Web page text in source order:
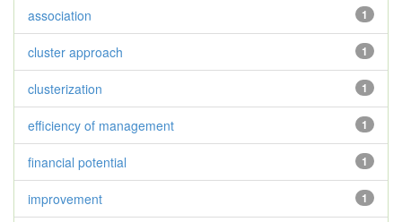
1
association
1
cluster approach
1
clusterization
1
efficiency of management
1
financial potential
1
improvement